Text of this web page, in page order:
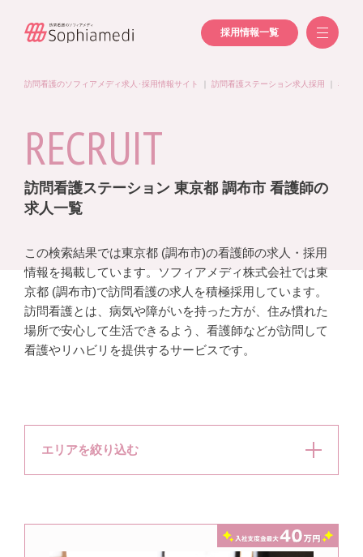
採用情報一覧
訪問看護のソフィアメディ求人･採用情報サイト 訪問看護ステーション求人採用 看護
RECRUIT
訪問看護ステーション 東京都 調布市 看護師の
求人一覧
この検索結果では東京都 (調布市)の看護師の求人・採用
情報を掲載しています。ソフィアメディ株式会社では東
京都 (調布市)で訪問看護の求人を積極採用しています。
訪問看護とは、病気や障がいを持った方が、住み慣れた
場所で安心して生活できるよう、看護師などが訪問して
看護やリハビリを提供するサービスです。
エリアを絞り込む